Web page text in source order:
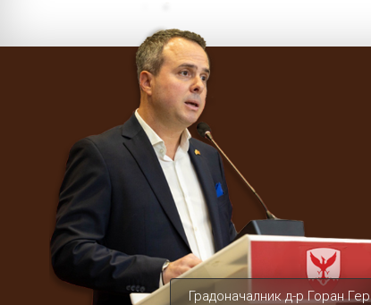
Градоначалник д-р Горан